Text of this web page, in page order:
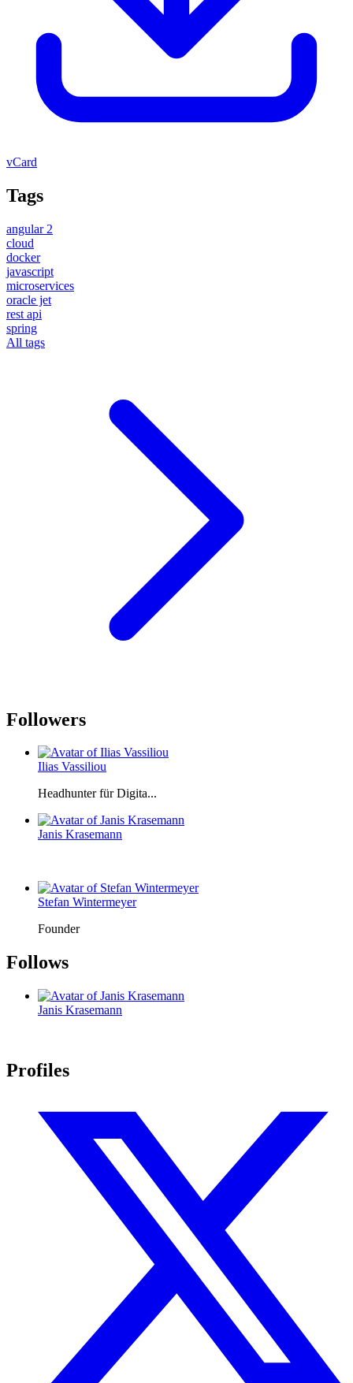
vCard
Tags
angular 2
cloud
docker
javascript
microservices
oracle jet
rest api
spring
All tags
Followers
Ilias Vassiliou
Headhunter für Digita...
Janis Krasemann
Stefan Wintermeyer
Founder
Follows
Janis Krasemann
Profiles